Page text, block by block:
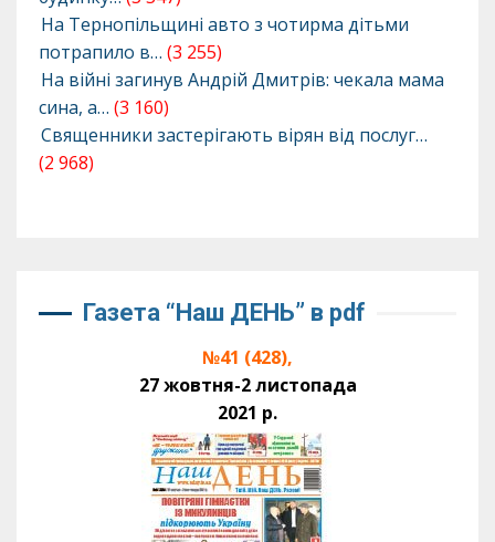
На Тернопільщині авто з чотирма дітьми
потрапило в… (3 255)
На війні загинув Андрій Дмитрів: чекала мама
сина, а… (3 160)
Священники застерігають вірян від послуг…
(2 968)
Газета “Наш ДЕНЬ” в pdf
№41 (428),
27 жовтня-2 листопада
2021 р.